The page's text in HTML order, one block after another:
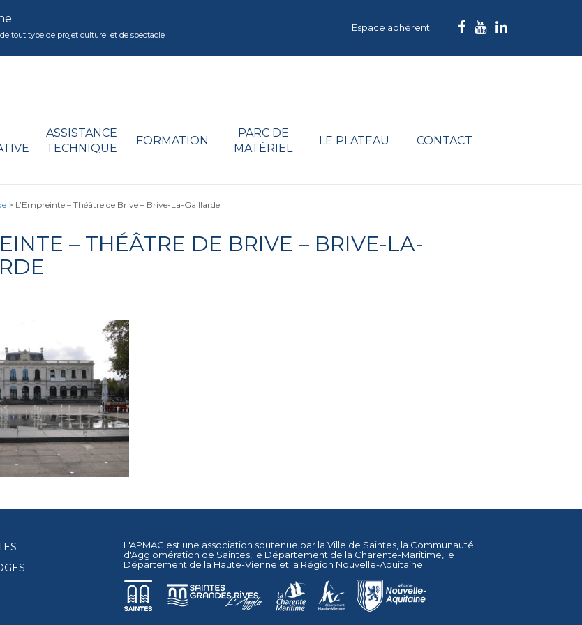
tout type de projet culturel et de spectacle
Espace adhérent
ASSISTANCE
TECHNIQUE
FORMATION
PARC DE
MATÉRIEL
LE PLATEAU CONTACT
> L’Empreinte – Théâtre de Brive – Brive-La-Gaillarde
– THÉÂTRE DE BRIVE – BRIVE-LA-
L'APMAC est une association soutenue par la Ville de Saintes , la Communauté
d'Agglomération de Saintes , le Département de la Charente-Maritime , le
Département de la Haute-Vienne et la Région Nouvelle-Aquitaine